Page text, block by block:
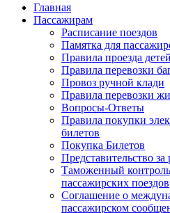
Главная
Пассажирам
Расписание поездов
Памятка для
Правила проезда детей
Правила перевозки
Провоз ручной клади
Правила перевозки
Вопросы-Ответы
Правила покупки
билетов
Покупка Билетов
Представительство
Таможенный
пассажирских поездов
Соглашение о
пассажирском